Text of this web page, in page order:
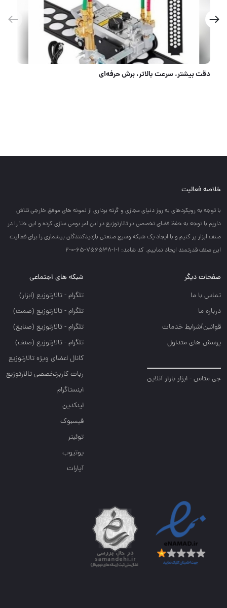
انواع تنگستن های جوشکاری آرگون
خلاصه فعالیت
با توجه به رويكردهاي به روز دنياي مجازي و گرته برداري از نمونه هاي موفق خارجي تلاش
داريم با توجه به حفظ فضاي تخصصي در تالارتوزيع در اين امر بومي سازي كرده و اين خلا را در
صنف ابزار پر كنيم و با ايجاد يك شبكه وسيع صنعتي بازديدكنندگان بيشماري را براي فعاليت
اين صنف قدرتمند ايجاد نماييم. کد شامد: 1-1-756538-65-0-2
صفحات دیگر
تماس با ما
درباره ما
قوانین/شرایط خدمات
پرسش های متداول
جی متاس - ابزار بازار آنلاین
شبکه های اجتماعی
تلگرام - تالارتوزيع (ابزار)
تلگرام - تالارتوزيع (صمت)
تلگرام - تالارتوزيع (صنايع)
تلگرام - تالارتوزیع (صنف)
کانال اعضای ویژه تالارتوزیع
ربات کاربرتخصصی تالارتوزیع
اینستاگرام
لینکدین
فیسبوک
توئیتر
یوتیوب
آپارات